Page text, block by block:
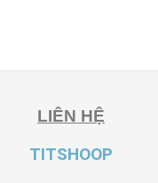
LIÊN HỆ
TITSHOOP